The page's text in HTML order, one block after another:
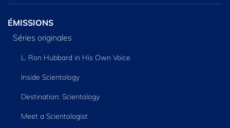
ÉMISSIONS
Séries originales
L. Ron Hubbard in His Own Voice
Inside Scientology
Destination: Scientology
Meet a Scientologist